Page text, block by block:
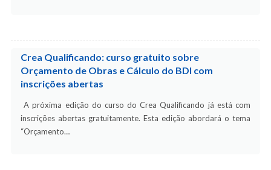
Crea Qualificando: curso gratuito sobre
Orçamento de Obras e Cálculo do BDI com
inscrições abertas
A próxima edição do curso do Crea Qualificando já está com
inscrições abertas gratuitamente. Esta edição abordará o tema
“Orçamento…